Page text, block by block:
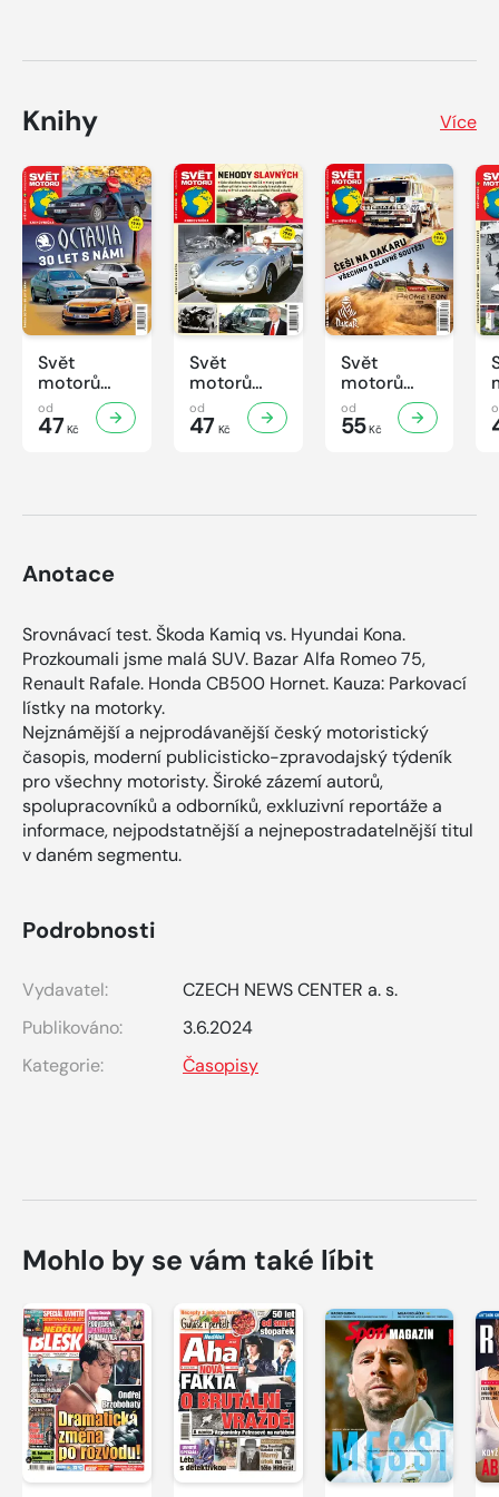
Knihy Více
Svět
motorů
Knihovnička
2/2026
od
47 Kč
Svět
motorů
Knihovnička
1/2026
od
47 Kč
Svět
motorů
Knihovnička
4/2025
od
55Kč
Anotace
Srovnávací test. Škoda Kamiq vs. Hyundai Kona.
Prozkoumali jsme malá SUV. Bazar Alfa Romeo 75,
Renault Rafale. Honda CB500 Hornet. Kauza: Parkovací
lístky na motorky.
Nejznámější a nejprodávanější český motoristický
časopis, moderní publicisticko-zpravodajský týdeník
pro všechny motoristy. Široké zázemí autorů,
spolupracovníků a odborníků, exkluzivní reportáže a
informace, nejpodstatnější a nejnepostradatelnější titul
v daném segmentu.
Podrobnosti
Vydavatel:
CZECH NEWS CENTER a. s.
Publikováno:
3.6.2024
Kategorie:
Časopisy
Mohlo by se vám také líbit